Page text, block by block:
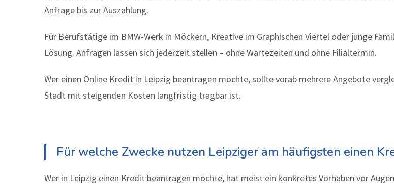
Anfrage bis zur Auszahlung.
Für Berufstätige im BMW-Werk in Möckern, Kreative im Graphischen Viertel oder junge
Lösung. Anfragen lassen sich jederzeit stellen – ohne Wartezeiten und ohne Filialtermin.
Wer einen Online Kredit in Leipzig beantragen möchte, sollte vorab mehrere Angebote
Stadt mit steigenden Kosten langfristig tragbar ist.
Für welche Zwecke nutzen Leipziger am häufigsten einen
Wer in Leipzig einen Kredit beantragen möchte, hat meist ein konkretes Vorhaben vor